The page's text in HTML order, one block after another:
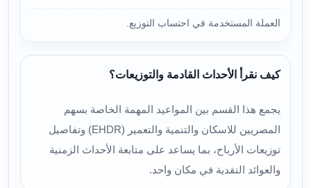
العملة المستخدمة في احتساب التوزيع.
كيف نقرأ الأحداث القادمة والتوزيعات؟
يجمع هذا القسم بين المواعيد المهمة الخاصة بسهم
المصريين للاسكان والتنمية والتعمير (EHDR) وتفاصيل
توزيعات الأرباح، بما يساعد على متابعة الأحداث الزمنية
والعوائد النقدية في مكان واحد.